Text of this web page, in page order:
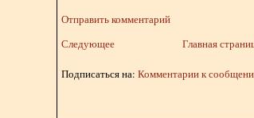
Отправить комментарий
Следующее
Главная
Подписаться на: Комментарии к